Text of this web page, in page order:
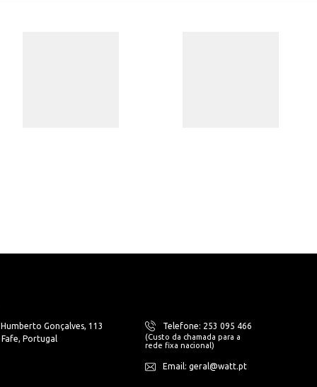
Gonçalves, 113
Portugal
Telefone: 253 095 466
(Custo da chamada para a
rede fixa nacional)
Email: geral@watt.pt